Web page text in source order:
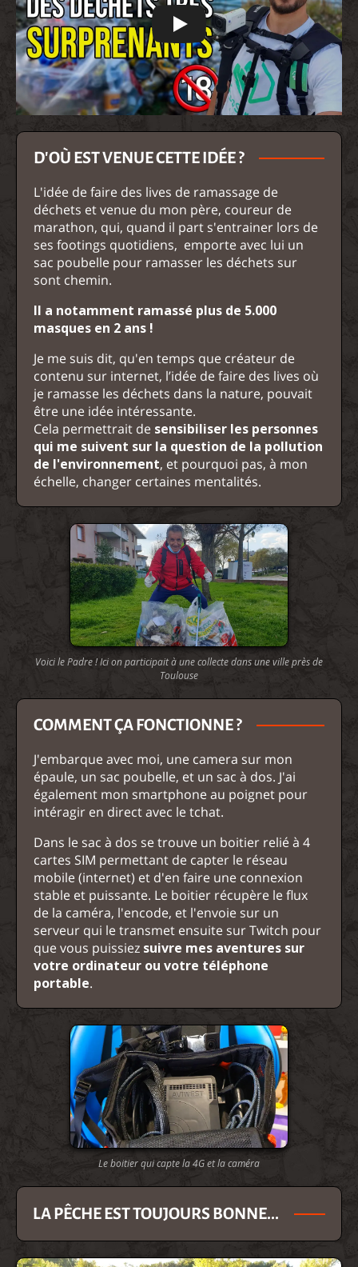
D'OÙ EST VENUE CETTE IDÉE ?
L'idée de faire des lives de ramassage de
déchets et venue du mon père, coureur de
marathon, qui, quand il part s'entrainer lors de
ses footings quotidiens, emporte avec lui un
sac poubelle pour ramasser les déchets sur
sont chemin.
Il a notamment ramassé plus de 5.000
masques en 2 ans !
Je me suis dit, qu'en temps que créateur de
contenu sur internet, l’idée de faire des lives où
je ramasse les déchets dans la nature, pouvait
être une idée intéressante.
Cela permettrait de sensibiliser les personnes
qui me suivent sur la question de la pollution
de l'environnement, et pourquoi pas, à mon
échelle, changer certaines mentalités.
Voici le Padre ! Ici on participait à une collecte dans une ville près de
Toulouse
COMMENT ÇA FONCTIONNE ?
J'embarque avec moi, une camera sur mon
épaule, un sac poubelle, et un sac à dos. J'ai
également mon smartphone au poignet pour
intéragir en direct avec le tchat.
Dans le sac à dos se trouve un boitier relié à 4
cartes SIM permettant de capter le réseau
mobile (internet) et d'en faire une connexion
stable et puissante. Le boitier récupère le flux
de la caméra, l'encode, et l'envoie sur un
serveur qui le transmet ensuite sur Twitch pour
que vous puissiez suivre mes aventures sur
votre ordinateur ou votre téléphone
portable.
Le boitier qui capte la 4G et la caméra
LA PÊCHE EST TOUJOURS BONNE...